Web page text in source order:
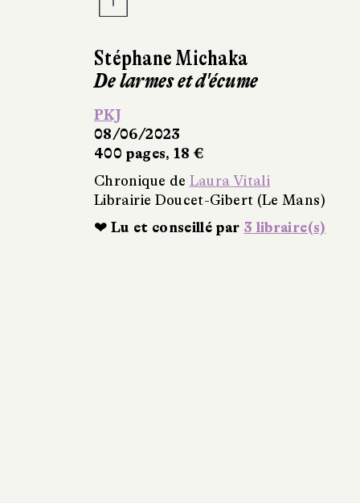
Stéphane Michaka
De larmes et d'écume
PKJ
08/06/2023
400 pages, 18 €
Chronique de Laura Vitali
Librairie Doucet-Gibert (Le Mans)
❤ Lu et conseillé par 3 libraire(s)